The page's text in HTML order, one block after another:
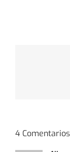
4 Comentarios